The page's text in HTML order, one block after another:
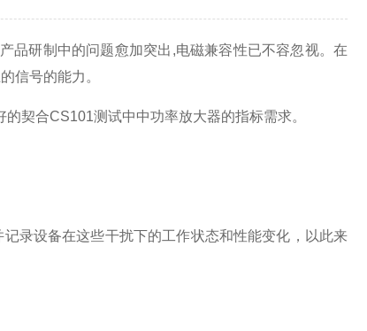
品研制中的问题愈加突出,电磁兼容性已不容忽视。在
信号的能力。
契合CS101测试中中功率放大器的指标需求。
录设备在这些干扰下的工作状态和性能变化，以此来